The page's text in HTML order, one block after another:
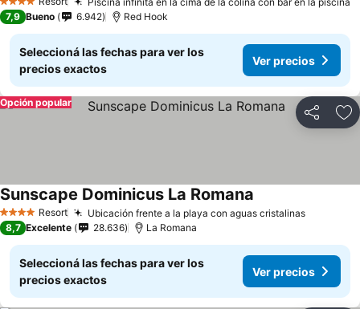
4 Estrellas
7,9 Bueno 6.942 Red Hook
Seleccioná las fechas para ver los
precios exactos
Ver precios
Compartir
Opción popular
4 EstrellasResort Ubicación frente a la playa con aguas cristalinas
Sunscape Dominicus La Romana
8,7 Excelente 28.636 La Romana
Seleccioná las fechas para ver los
precios exactos
Ver precios